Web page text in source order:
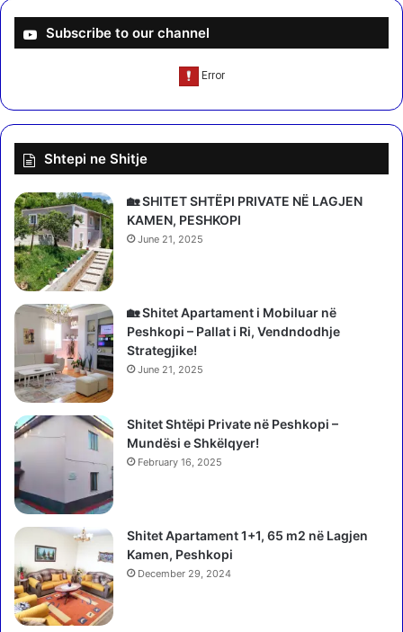
r
a
e
n
j
ë
p
r
s
i
d
e
n
t
i
f
r
a
n
e
z
p
o
r
y
s
o
n
C
h
a
r
l
s
L
e
c
l
e
r
c
d
k
l
ë
n
Subscribe to our channel
Shtepi ne Shitje
🏡 SHITET SHTËPI PRIVATE NË LAGJEN
KAMEN, PESHKOPI
June 21, 2025
🏡 Shitet Apartament i Mobiluar në
Peshkopi – Pallat i Ri, Vendndodhje
Strategjike!
June 21, 2025
Shitet Shtëpi Private në Peshkopi –
Mundësi e Shkëlqyer!
February 16, 2025
Shitet Apartament 1+1, 65 m2 në Lagjen
Kamen, Peshkopi
December 29, 2024